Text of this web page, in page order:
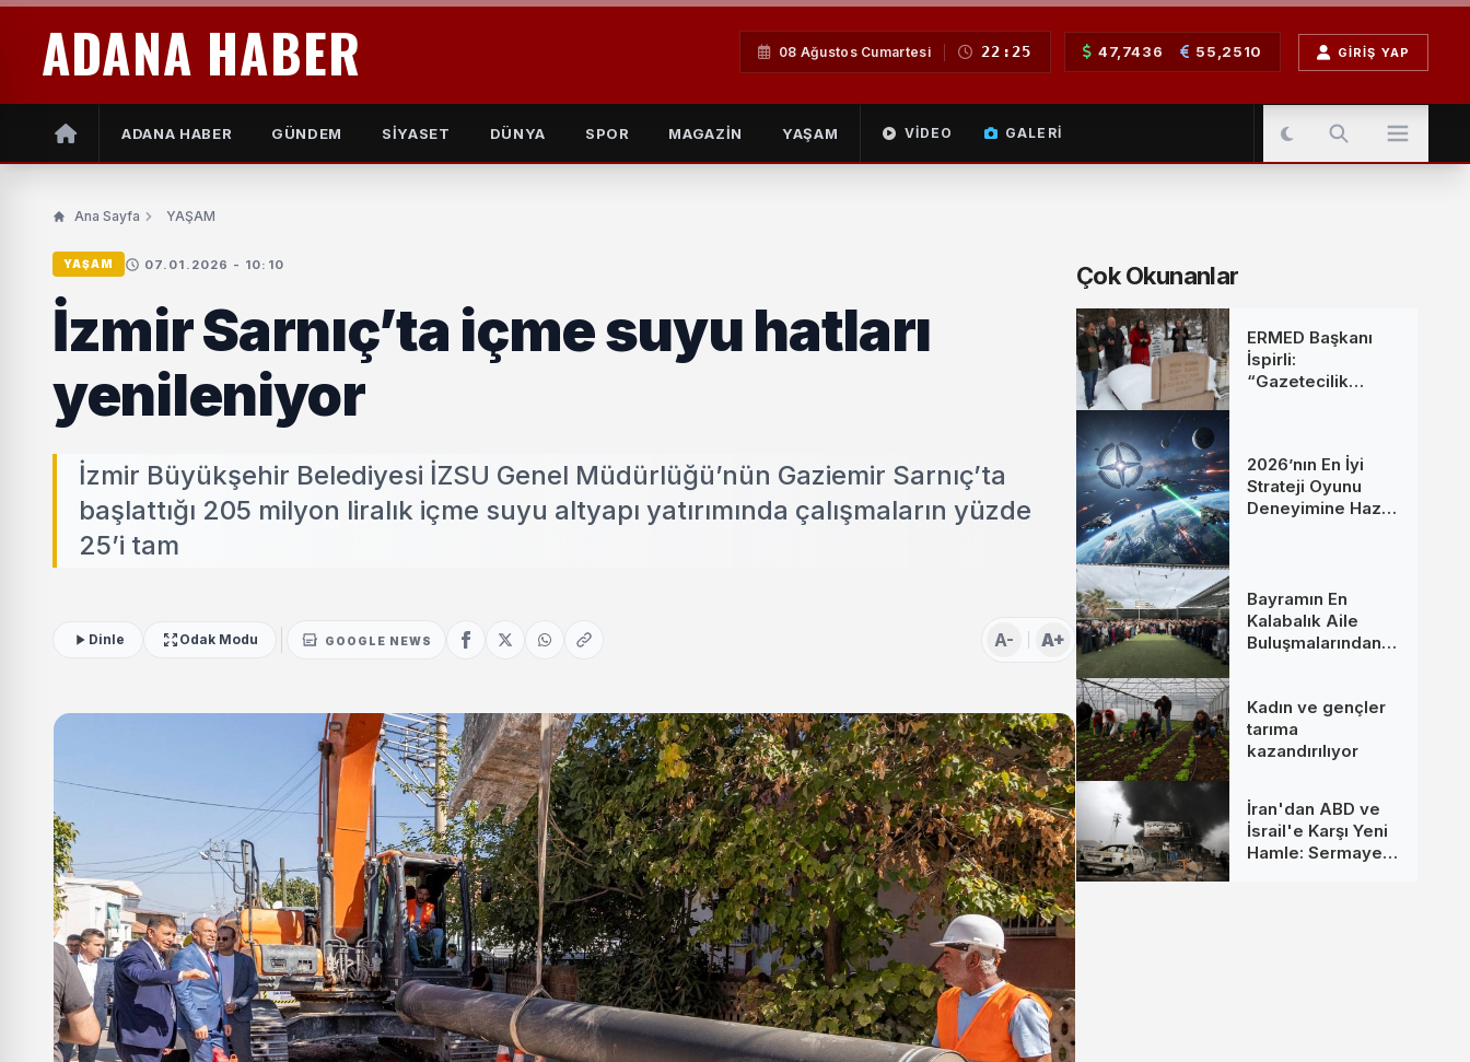
ADANA HABER 08 Ağustos Cumartesi 22:25 47,7436 55,2510 GIRIŞ YAP
ADANA HABER GÜNDEM SİYASET DÜNYA SPOR MAGAZİN YAŞAM VIDEO GALERI
Ana Sayfa YAŞAM
YAŞAM 07.01.2026 - 10:10
İzmir Sarnıç’ta içme suyu hatları
yenileniyor
İzmir Büyükşehir Belediyesi İZSU Genel Müdürlüğü’nün Gaziemir Sarnıç’ta
başlattığı 205 milyon liralık içme suyu altyapı yatırımında çalışmaların yüzde
25’i tam
Dinle Odak Modu GOOGLE NEWS A- A+
Çok Okunanlar
ERMED Başkanı
İspirli:
“Gazetecilik
2026’nın En İyi
Strateji Oyunu
Deneyimine Hazır
Bayramın En
Kalabalık Aile
Buluşmalarından
Kadın ve gençler
tarıma
kazandırılıyor
İran'dan ABD ve
İsrail'e Karşı Yeni
Hamle: Sermaye